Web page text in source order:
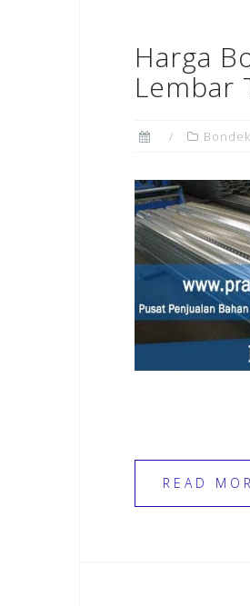
Harga
Lembar
Bondek
READ